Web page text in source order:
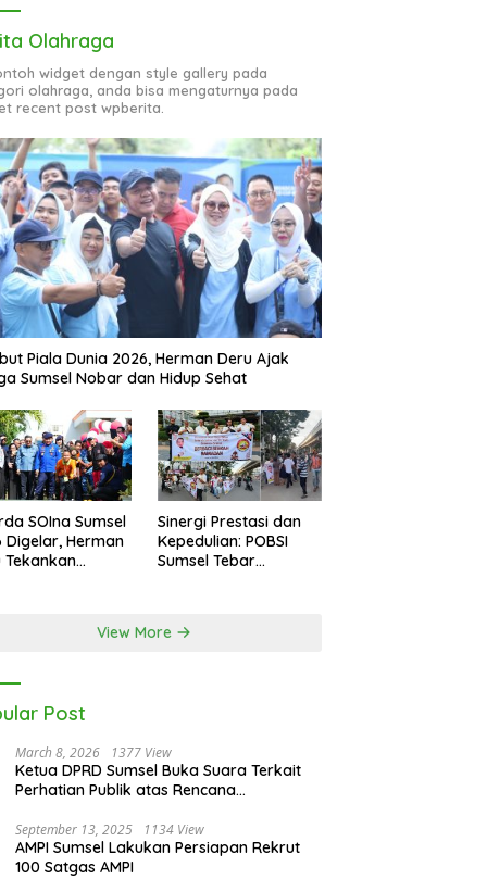
Olahraga
widget dengan style gallery pada
olahraga, anda bisa mengaturnya pada
recent post wpberita.
Piala Dunia 2026, Herman Deru Ajak
Sumsel Nobar dan Hidup Sehat
SOIna Sumsel
Digelar, Herman
Tekankan
Sinergi Prestasi dan
Kepedulian: POBSI
Sumsel Tebar
View More
Post
March 8, 2026 1377 View
Ketua DPRD Sumsel Buka Suara Terkait
Perhatian Publik atas Rencana
September 13, 2025 1134 View
AMPI Sumsel Lakukan Persiapan Rekrut
100 Satgas AMPI